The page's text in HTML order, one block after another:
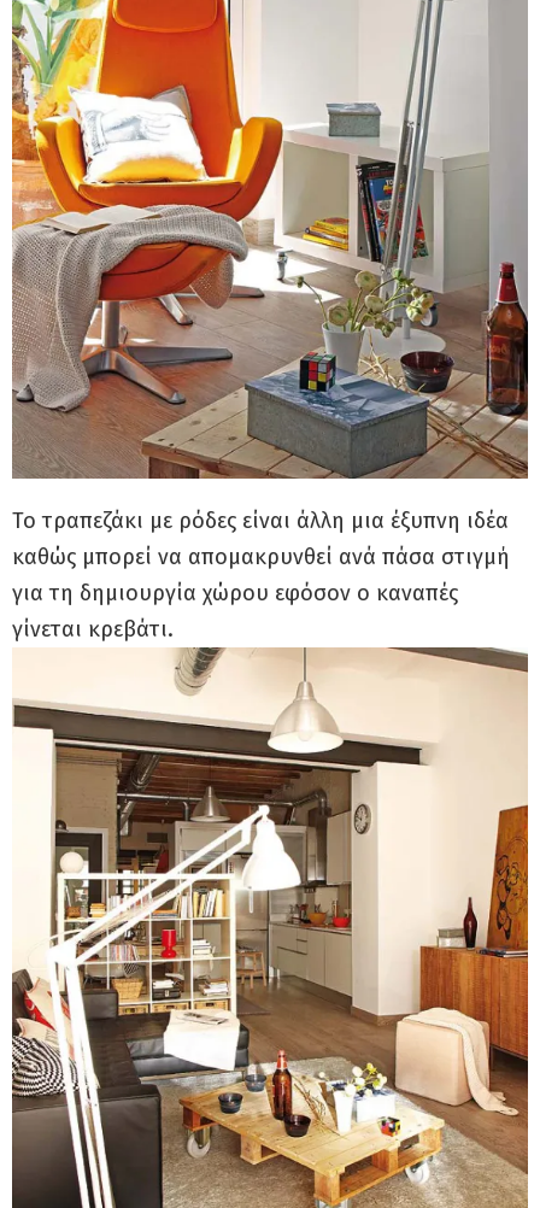
Το τραπεζάκι με ρόδες είναι άλλη μια έξυπνη ιδέα
καθώς μπορεί να απομακρυνθεί ανά πάσα στιγμή
για τη δημιουργία χώρου εφόσον ο καναπές
γίνεται κρεβάτι.